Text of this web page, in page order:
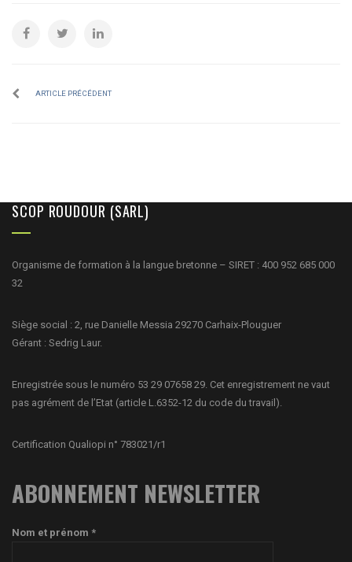
ARTICLE PRÉCÉDENT
SCOP ROUDOUR (SARL)
Organisme de formation à la langue bretonne – SIRET : 400 952 685 000
32
Siège social : 2, rue Danielle Messia 29270 Carhaix-Plouguer
Gérant : Sedrig Laur.
Enregistrée sous le numéro 53 29 07658 29. Cet enregistrement ne vaut
pas agrément de l’Etat (article L.6352-12 du code du travail).
Certification Qualiopi n° 783021/r1
ABONNEMENT NEWSLETTER
Nom et prénom *